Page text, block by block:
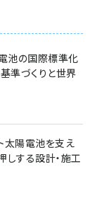
池の国際標準化
準づくりと世界
太陽電池を支え
しする設計・施工